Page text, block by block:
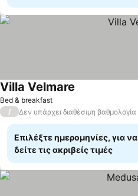
Bed & breakfast
Villa Velmare
/ Δεν υπάρχει διαθέσιμη βαθμολογία
Επιλέξτε ημερομηνίες, για να
δείτε τις ακριβείς τιμές